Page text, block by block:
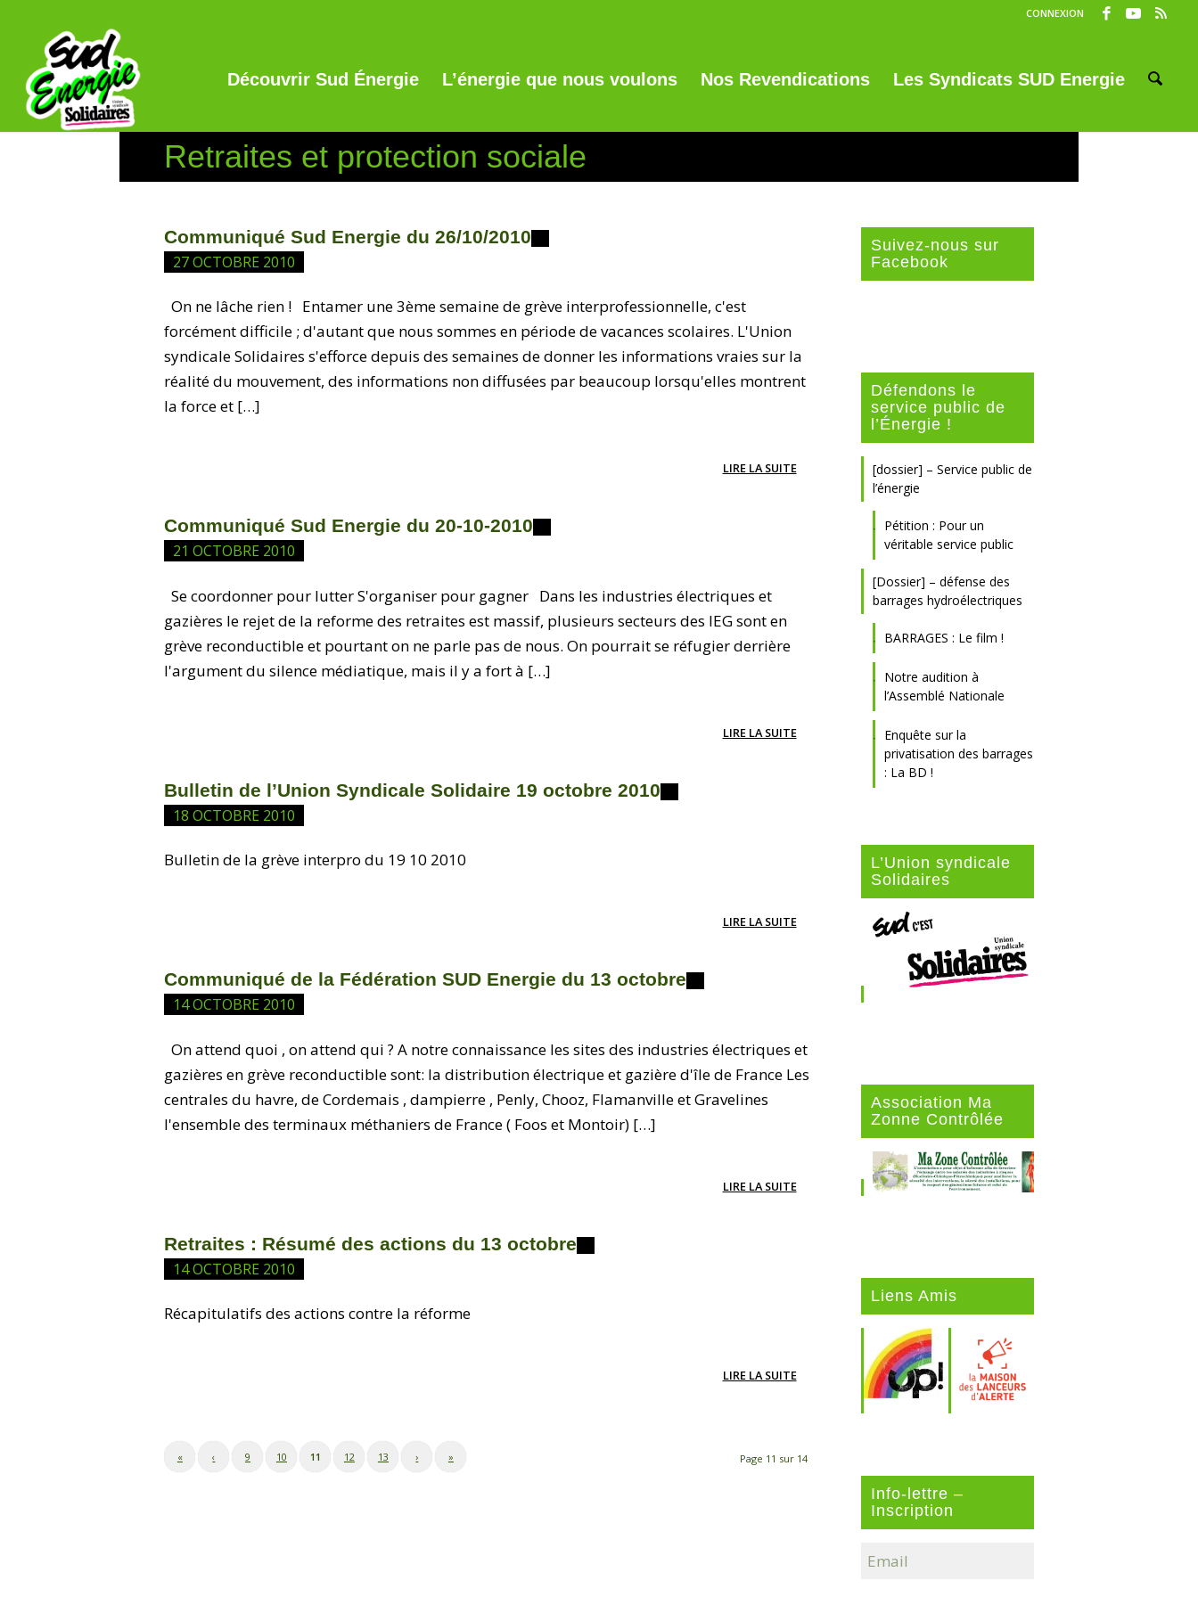
CONNEXION
Découvrir Sud Énergie L’énergie que nous voulons Nos Revendications Les Syndicats SUD Energie
Retraites et protection sociale
Communiqué Sud Energie du 26/10/2010
27 OCTOBRE 2010
On ne lâche rien ! Entamer une 3ème semaine de grève interprofessionnelle, c'est
forcément difficile ; d'autant que nous sommes en période de vacances scolaires. L'Union
syndicale Solidaires s'efforce depuis des semaines de donner les informations vraies sur la
réalité du mouvement, des informations non diffusées par beaucoup lorsqu'elles montrent
la force et […]
LIRE LA SUITE
Communiqué Sud Energie du 20-10-2010
21 OCTOBRE 2010
Se coordonner pour lutter S'organiser pour gagner Dans les industries électriques et
gazières le rejet de la reforme des retraites est massif, plusieurs secteurs des IEG sont en
grève reconductible et pourtant on ne parle pas de nous. On pourrait se réfugier derrière
l'argument du silence médiatique, mais il y a fort à […]
LIRE LA SUITE
Bulletin de l’Union Syndicale Solidaire 19 octobre 2010
18 OCTOBRE 2010
Bulletin de la grève interpro du 19 10 2010
LIRE LA SUITE
Communiqué de la Fédération SUD Energie du 13 octobre
14 OCTOBRE 2010
On attend quoi , on attend qui ? A notre connaissance les sites des industries électriques et
gazières en grève reconductible sont: la distribution électrique et gazière d'île de France Les
centrales du havre, de Cordemais , dampierre , Penly, Chooz, Flamanville et Gravelines
l'ensemble des terminaux méthaniers de France ( Foos et Montoir) […]
LIRE LA SUITE
Retraites : Résumé des actions du 13 octobre
14 OCTOBRE 2010
Récapitulatifs des actions contre la réforme
LIRE LA SUITE
Page 11 sur 14
« ‹ 9 10 11 12 13 › »
Suivez-nous sur
Facebook
Défendons le
service public de
l’Énergie !
[dossier] – Service public de
l’énergie
Pétition : Pour un
véritable service public
[Dossier] – défense des
barrages hydroélectriques
BARRAGES : Le film !
Notre audition à
l’Assemblé Nationale
Enquête sur la
privatisation des barrages
: La BD !
L’Union syndicale
Solidaires
Association Ma
Zonne Contrôlée
Liens Amis
Info-lettre –
Inscription